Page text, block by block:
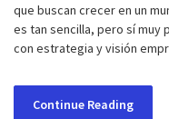
que buscan crecer en un
es tan sencilla, pero sí muy
con estrategia y visión
Continue Reading